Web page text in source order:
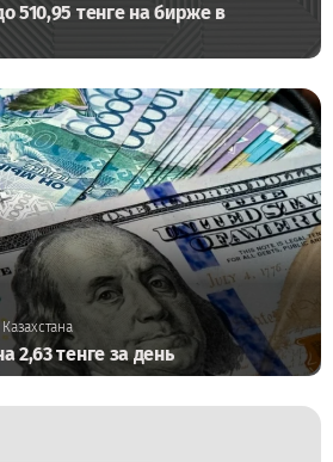
510,95 тенге на бирже в
2,63 тенге за день